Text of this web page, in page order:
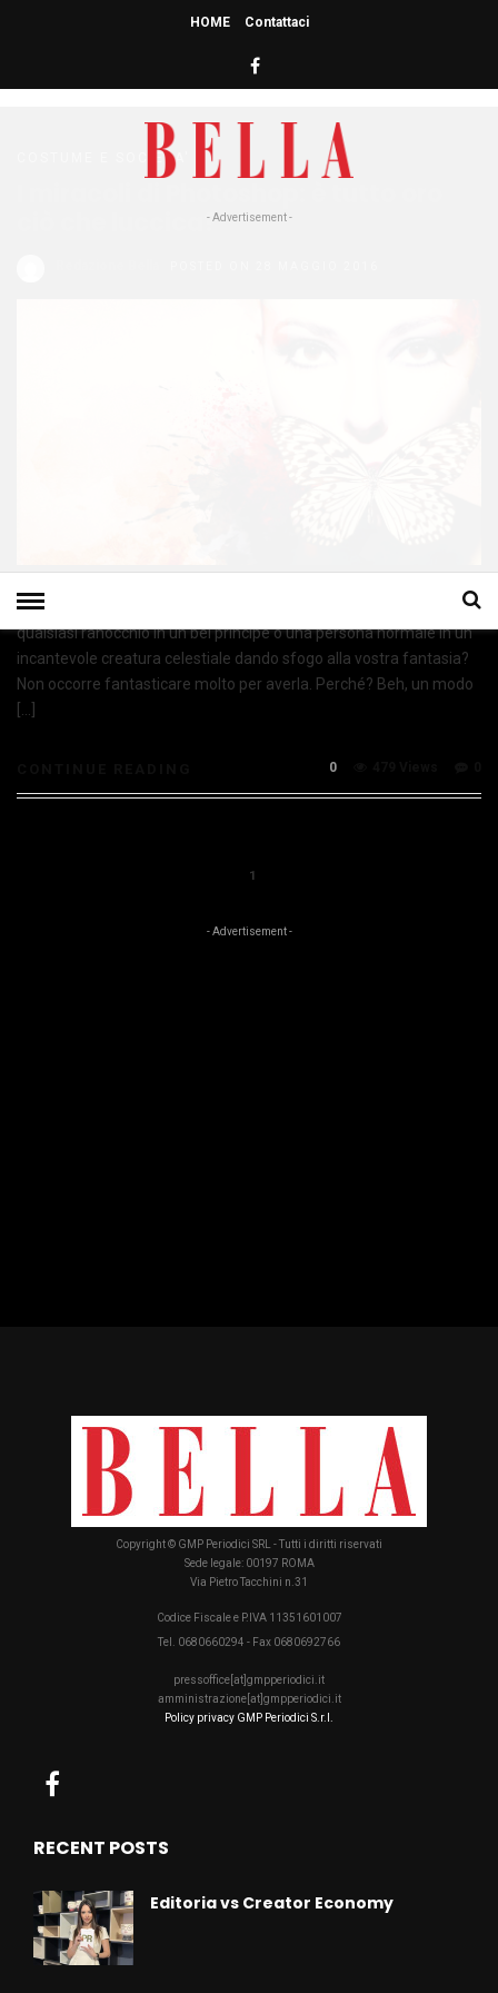
HOME Contattaci
- Advertisement -
bella
COSTUME E SOCIETA'
ciò che luccica?
Vi piacerebbe avere una bacchetta magica in grado di trasformare
qualsiasi ranocchio in un bel principe o una persona normale in un
incantevole creatura celestiale dando sfogo alla vostra fantasia?
Non occorre fantasticare molto per averla. Perché? Beh, un modo
0
1
- Advertisement -
Copyright © GMP Periodici SRL - Tutti i diritti riservati
Sede legale: 00197 ROMA
Via Pietro Tacchini n.31
Codice Fiscale e P.IVA 11351601007
Tel. 0680660294 - Fax 0680692766
pressoffice[at]gmpperiodici.it
amministrazione[at]gmpperiodici.it
Policy privacy GMP Periodici S.r.l.
RECENT POSTS
Editoria vs Creator Economy